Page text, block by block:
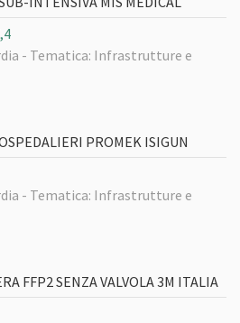
- Tematica: Infrastrutture e
PROMEK ISIGUN
- Tematica: Infrastrutture e
FFP2 SENZA VALVOLA 3M ITALIA